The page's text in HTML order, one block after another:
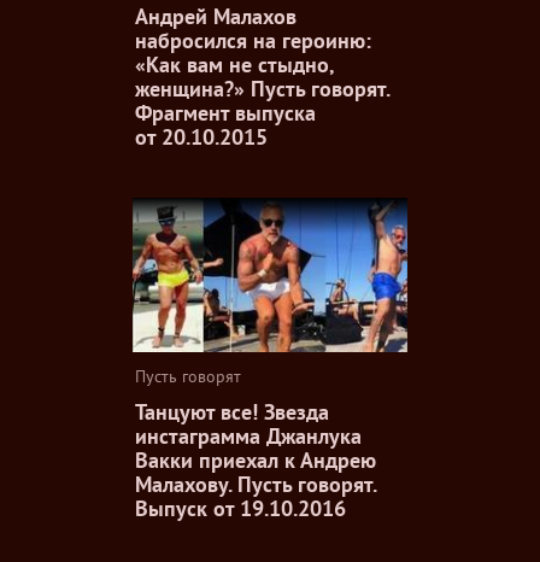
Андрей Малахов
набросился на героиню:
«Как вам не стыдно,
женщина?» Пусть говорят.
Фрагмент выпуска
от 20.10.2015
Пусть говорят
Танцуют все! Звезда
инстаграмма Джанлука
Вакки приехал к Андрею
Малахову. Пусть говорят.
Выпуск от 19.10.2016